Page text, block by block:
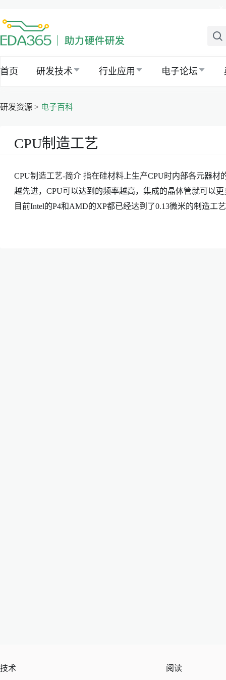
首页 研发技术 行业应用 电子论坛
研发资源 > 电子百科
CPU制造工艺
CPU制造工艺-简介 指在硅材料上生产CPU时内部各元器
越先进，CPU可以达到的频率越高，集成的晶体管就可以
目前Intel的P4和AMD的XP都已经达到了0.13微米的制造工
技术 阅读